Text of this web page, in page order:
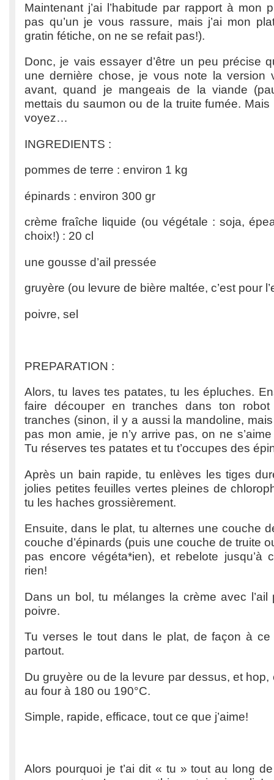
Maintenant j’ai l’habitude par rapport à mon
pas qu’un je vous rassure, mais j’ai mon
gratin fétiche, on ne se refait pas!).
Donc, je vais essayer d’être un peu précise
une dernière chose, je vous note la version
avant, quand je mangeais de la viande
mettais du saumon ou de la truite fumée. Mais
voyez…
INGREDIENTS :
pommes de terre : environ 1 kg
épinards : environ 300 gr
crème fraîche liquide (ou végétale : soja,
choix!) : 20 cl
une gousse d’ail pressée
gruyère (ou levure de bière maltée, c’est pour
poivre, sel
PREPARATION :
Alors, tu laves tes patates, tu les épluches.
faire découper en tranches dans ton
tranches (sinon, il y a aussi la mandoline,
pas mon amie, je n’y arrive pas, on ne
Tu réserves tes patates et tu t’occupes des
Après un bain rapide, tu enlèves les tiges
jolies petites feuilles vertes pleines de
tu les haches grossièrement.
Ensuite, dans le plat, tu alternes une couche
couche d’épinards (puis une couche de truite
pas encore végéta*ien), et rebelote jusqu’à
rien!
Dans un bol, tu mélanges la crème avec
poivre.
Tu verses le tout dans le plat, de façon à
partout.
Du gruyère ou de la levure par dessus, et hop,
au four à 180 ou 190°C.
Simple, rapide, efficace, tout ce que j’aime!
Alors pourquoi je t’ai dit « tu » tout au long